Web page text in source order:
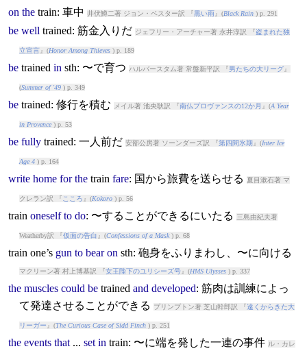
on the train: 車中 井伏鱒二著 ジョン・ベスター訳 『黒い雨』(Black Rain) p. 291
be well trained: 筋金入りだ ジェフリー・アーチャー著 永井淳訳 『盗まれた独
立宣言』(Honor Among Thieves) p. 189
be trained in sth: 〜で育つ ハルバースタム著 常盤新平訳 『男たちの大リーグ』
(Summer of '49) p. 349
be trained: 修行を積む メイル著 池央耿訳 『南仏プロヴァンスの12か月 』(A Year
in Provence) p. 53
be fully trained: 一人前だ 安部公房著 ソーンダーズ訳 『第四間氷期 』(Inter Ice
Age 4) p. 164
write home for the train fare: 国から旅費を送らせる 夏目漱石著 マ
クレラン訳 『 こころ 』(Kokoro) p. 56
train oneself to do: 〜することができるにいたる 三島由紀夫著
Weatherby訳 『仮面の告白 』(Confessions of a Mask) p. 68
train one’s gun to bear on sth: 砲身をふりまわし、〜に向ける
マクリーン著 村上博基訳 『女王陛下のユリシーズ号』(HMS Ulysses) p. 337
the muscles could be trained and developed: 筋肉は訓練によっ
て発達させることができる
プリンプトン著 芝山幹郎訳 『遠くからきた大
リーガー 』(The Curious Case of Sidd Finch) p. 251
the events that... set in train: 〜に端を発した一連の事件 ル・カレ